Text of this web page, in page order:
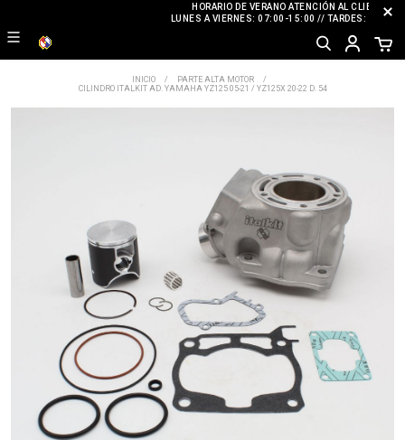
INICIO
PARTE ALTA MOTOR
CILINDRO ITALKIT AD. YAMAHA YZ125 05-21 / YZ125X 20-22 D. 54
HORARIO DE VERANO ATENCIÓN AL CLIENTE
LUNES A VIERNES: 07:00-15:00 // TARDES: